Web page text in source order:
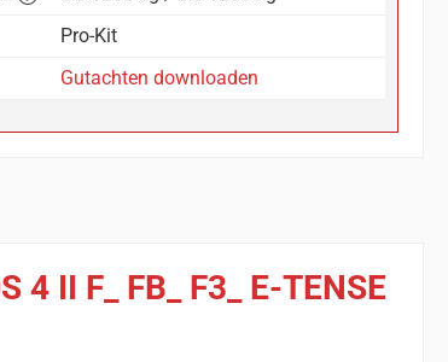
Pro-Kit
Gutachten downloaden
II F_ FB_ F3_ E-TENSE